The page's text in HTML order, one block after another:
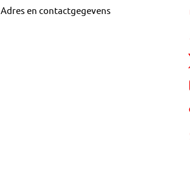
Adres en contactgegevens